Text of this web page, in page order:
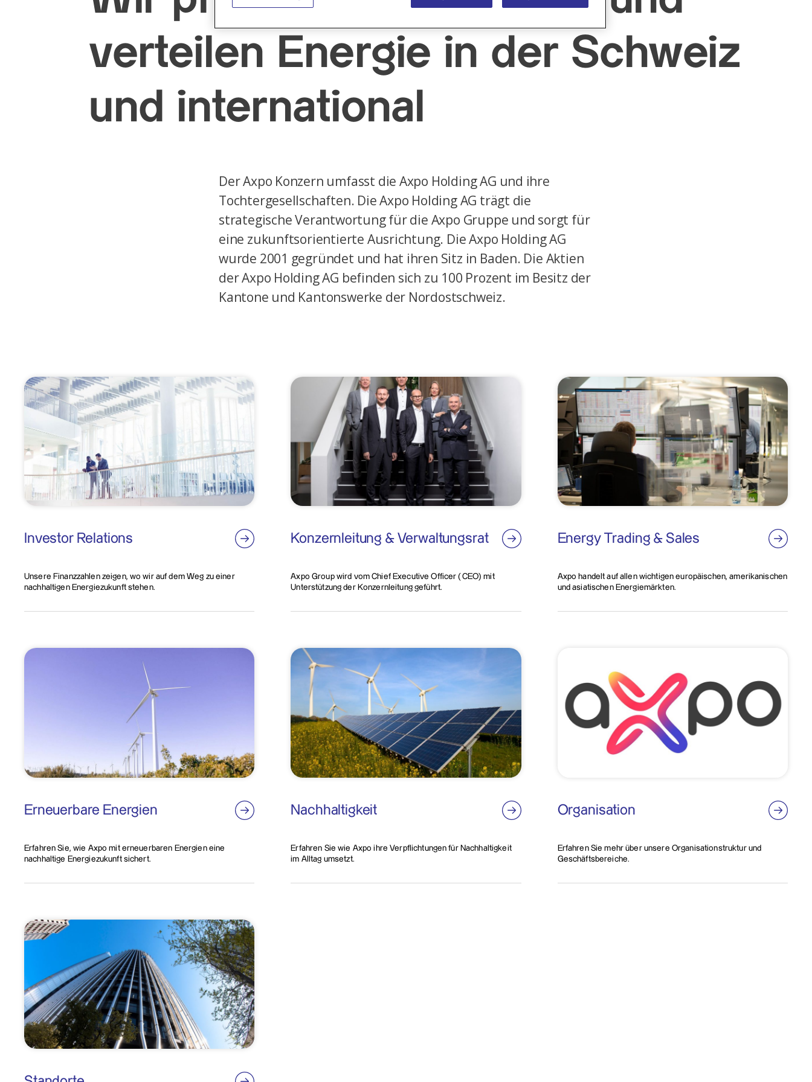
verteilen Energie in der Schweiz
und international
Der Axpo Konzern umfasst die Axpo Holding AG und ihre
Tochtergesellschaften. Die Axpo Holding AG trägt die
strategische Verantwortung für die Axpo Gruppe und sorgt für
eine zukunftsorientierte Ausrichtung. Die Axpo Holding AG
wurde 2001 gegründet und hat ihren Sitz in Baden. Die Aktien
der Axpo Holding AG befinden sich zu 100 Prozent im Besitz der
Kantone und Kantonswerke der Nordostschweiz.
Investor Relations
Unsere Finanzzahlen zeigen, wo wir auf dem Weg zu einer
nachhaltigen Energiezukunft stehen.
Konzernleitung & Verwaltungsrat
Axpo Group wird vom Chief Executive Officer (CEO) mit
Unterstützung der Konzernleitung geführt.
Energy Trading & Sales
Axpo handelt auf allen wichtigen europäischen, amerikanischen
und asiatischen Energiemärkten.
Erneuerbare Energien
Erfahren Sie, wie Axpo mit erneuerbaren Energien eine
nachhaltige Energiezukunft sichert.
Nachhaltigkeit
Erfahren Sie wie Axpo ihre Verpflichtungen für Nachhaltigkeit
im Alltag umsetzt.
Organisation
Erfahren Sie mehr über unsere Organisationstruktur und
Geschäftsbereiche.